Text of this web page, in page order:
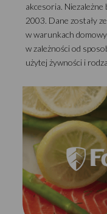
akcesoria.
2003. Dane zostały
w warunkach
w zależności od
użytej żywności i